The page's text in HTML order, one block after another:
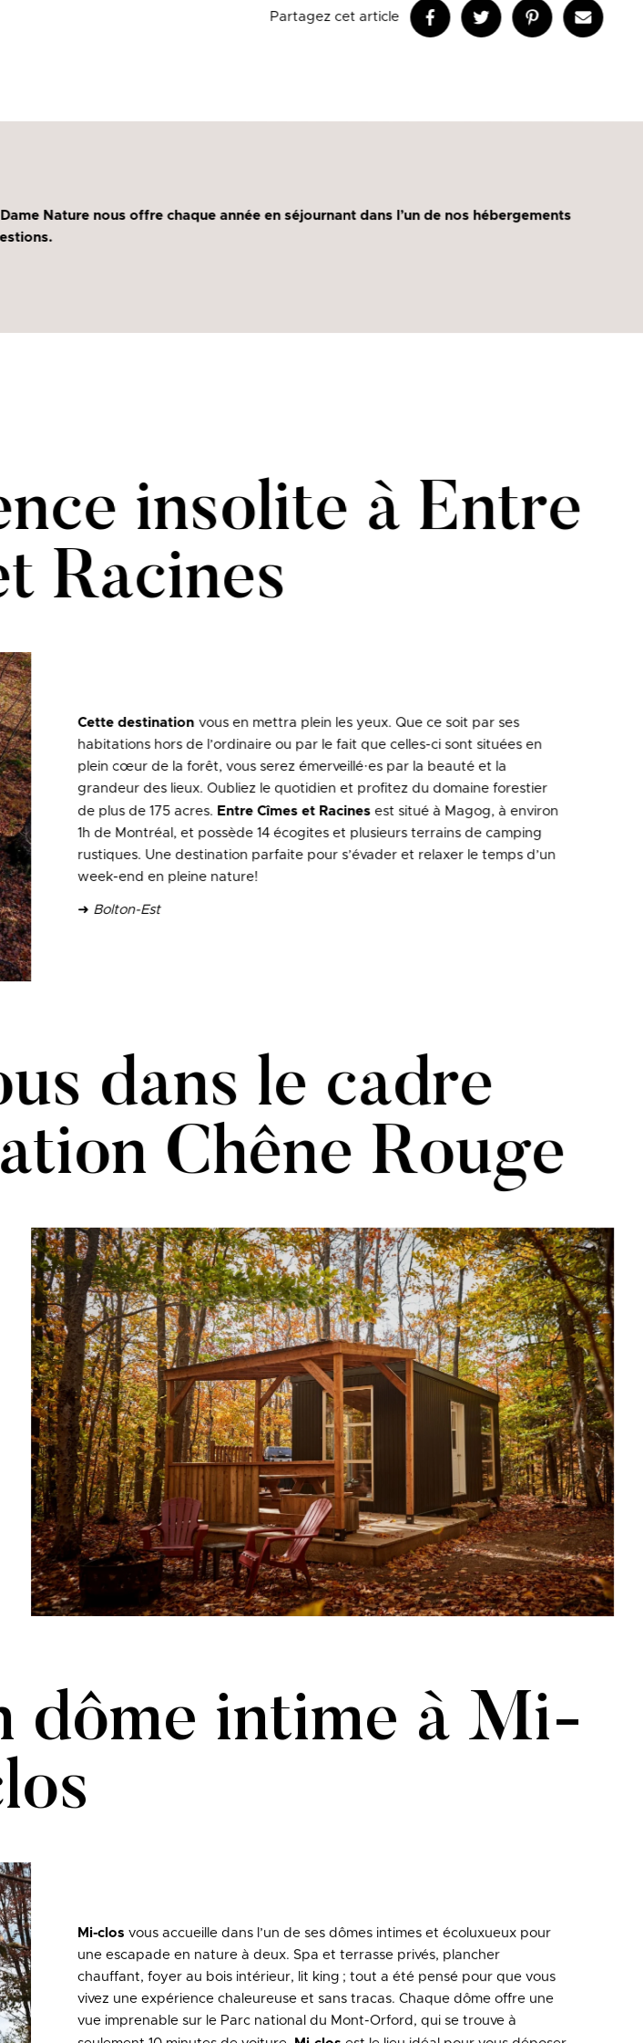
Partagez cet article
Nature nous offre chaque année en séjournant dans l’un de nos hébergements
insolite à Entre
Racines
Cette destination vous en mettra plein les yeux. Que ce soit par ses
habitations hors de l’ordinaire ou par le fait que celles-ci sont situées en
plein cœur de la forêt, vous serez émerveillé·es par la beauté et la
grandeur des lieux. Oubliez le quotidien et profitez du domaine forestier
de plus de 175 acres. Entre Cîmes et Racines est situé à Magog, à environ
1h de Montréal, et possède 14 écogites et plusieurs terrains de camping
rustiques. Une destination parfaite pour s’évader et relaxer le temps d’un
week-end en pleine nature!
➜ Bolton-Est
dans le cadre
Chêne Rouge
dôme intime à Mi-
Mi-clos vous accueille dans l’un de ses dômes intimes et écoluxueux pour
une escapade en nature à deux. Spa et terrasse privés, plancher
chauffant, foyer au bois intérieur, lit king ; tout a été pensé pour que vous
vivez une expérience chaleureuse et sans tracas. Chaque dôme offre une
vue imprenable sur le Parc national du Mont-Orford, qui se trouve à